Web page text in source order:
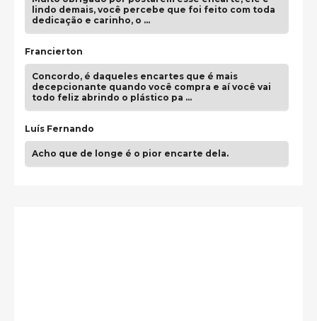
lindo demais, você percebe que foi feito com toda
dedicação e carinho, o …
Francierton
Concordo, é daqueles encartes que é mais
decepcionante quando você compra e aí você vai
todo feliz abrindo o plástico pa …
Luís Fernando
Acho que de longe é o pior encarte dela.